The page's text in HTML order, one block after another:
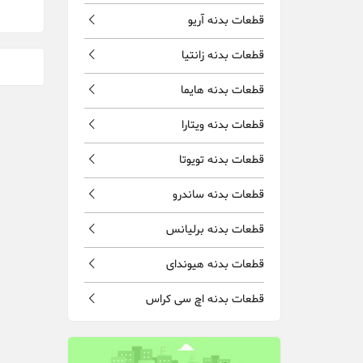
قطعات بدنه آریو
قطعات بدنه زانتیا
قطعات بدنه هایما
قطعات بدنه ویتارا
قطعات بدنه تویوتا
قطعات بدنه ساندرو
قطعات بدنه برلیانس
قطعات بدنه هیوندای
قطعات بدنه اچ سی کراس